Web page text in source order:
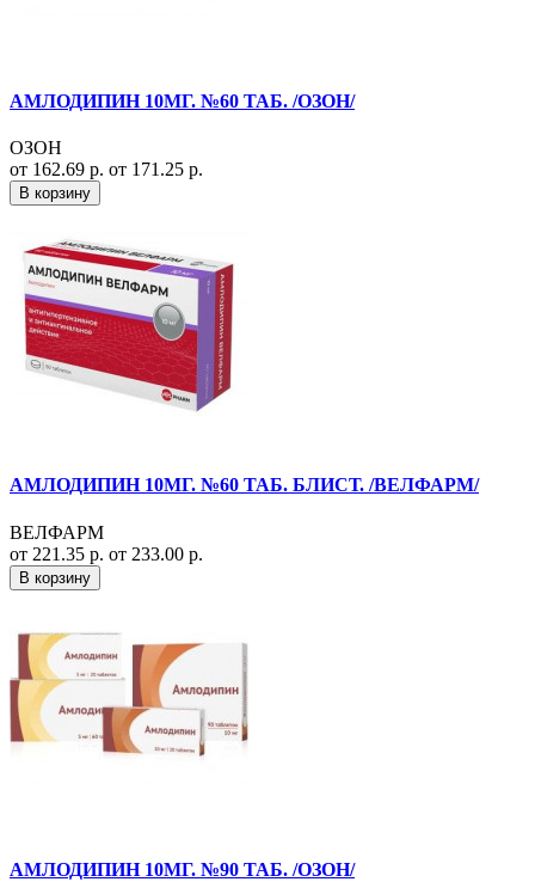
АМЛОДИПИН 10МГ. №60 ТАБ. /ОЗОН/
ОЗОН
от 162.69 р. от 171.25 р.
В корзину
АМЛОДИПИН 10МГ. №60 ТАБ. БЛИСТ. /ВЕЛФАРМ/
ВЕЛФАРМ
от 221.35 р. от 233.00 р.
В корзину
АМЛОДИПИН 10МГ. №90 ТАБ. /ОЗОН/